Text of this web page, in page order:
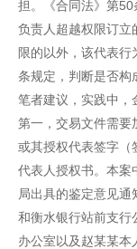
担。《合同法》第50
负责人超越权限订立
限的以外，该代表行
条规定，判断是否构
笔者建议，实践中，
第一，交易文件需要
或其授权代表签字（
代表人授权书。本案
局出具的鉴定意见
和衡水银行站前支行
办公室以及赵某某本